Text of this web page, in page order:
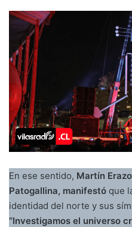
En ese sentido, Martín
Patogallina, manifestó que
identidad del norte y sus
“Investigamos el universo